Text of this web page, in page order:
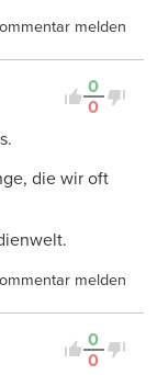
melden
0
0
die wir oft
melden
0
0